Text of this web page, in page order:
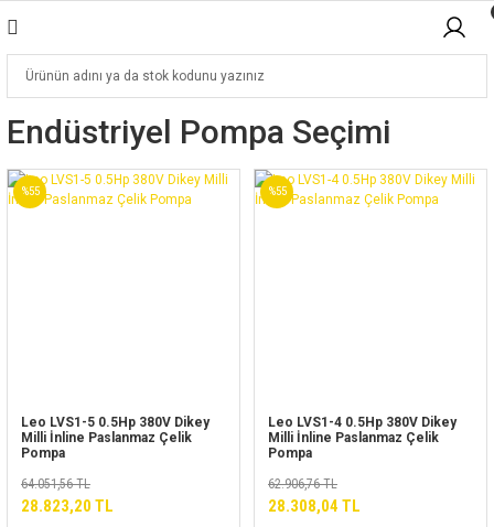
Endüstriyel Pompa Seçimi
%55
Leo LVS1-5 0.5Hp 380V Dikey
Milli İnline Paslanmaz Çelik
Pompa
64.051,56 TL
28.823,20 TL
%55
Leo LVS1-4 0.5Hp 380V Dikey
Milli İnline Paslanmaz Çelik
Pompa
62.906,76 TL
28.308,04 TL